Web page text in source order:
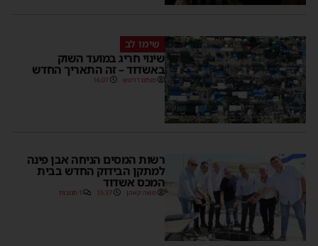
שימו לב
שינוי חריג במועד השוק
באשדוד – זה התאריך החדש
מנחם דויטש 16:07
רשות המסים הניחה אבן פינה
למתקן הבידוק החדש בבית
המכס אשדוד
משה קאהן 15:37 1 תגובות